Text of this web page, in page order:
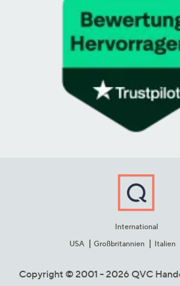
International
USA
Großbritannien Italien
Copyright © 2001 - 2026 QVC